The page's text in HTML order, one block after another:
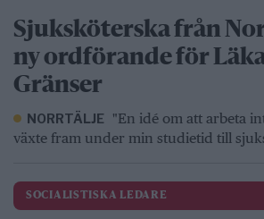
Sjuksköterska från
ny ordförande för
Gränser
NORRTÄLJE "En idé om att arbeta
växte fram under min studietid till
SOCIALISTISKA LEDARE